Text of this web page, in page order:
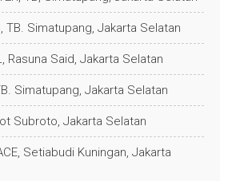
TB. Simatupang, Jakarta Selatan
Rasuna Said, Jakarta Selatan
Simatupang, Jakarta Selatan
Subroto, Jakarta Selatan
Setiabudi Kuningan, Jakarta